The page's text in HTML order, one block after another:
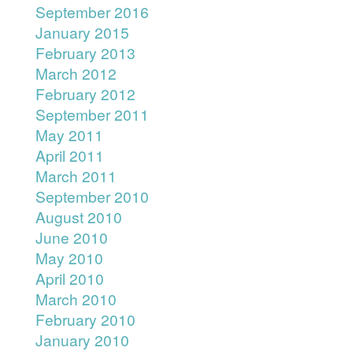
September 2016
January 2015
February 2013
March 2012
February 2012
September 2011
May 2011
April 2011
March 2011
September 2010
August 2010
June 2010
May 2010
April 2010
March 2010
February 2010
January 2010